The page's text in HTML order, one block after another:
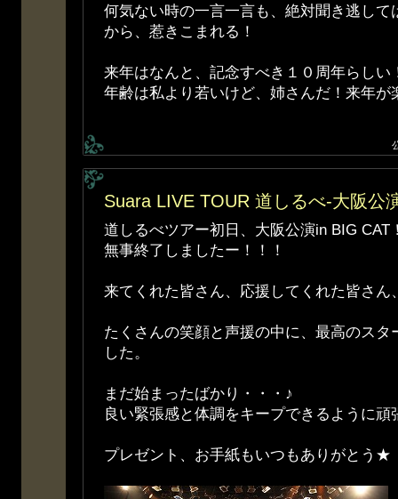
何気ない時の一言一言も、絶対聞き逃して
から、惹きこまれる！
来年はなんと、記念すべき１０周年らしい
年齢は私より若いけど、姉さんだ！来年
Suara LIVE TOUR 道しるべ-大阪公
道しるべツアー初日、大阪公演in BIG CAT
無事終了しましたー！！！
来てくれた皆さん、応援してくれた皆さん
たくさんの笑顔と声援の中に、最高のスタ
した。
まだ始まったばかり・・・♪
良い緊張感と体調をキープできるように頑
プレゼント、お手紙もいつもありがと